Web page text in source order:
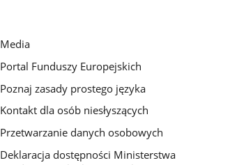
Media
Portal Funduszy Europejskich
Poznaj zasady prostego języka
Kontakt dla osób niesłyszących
Przetwarzanie danych osobowych
Deklaracja dostępności Ministerstwa